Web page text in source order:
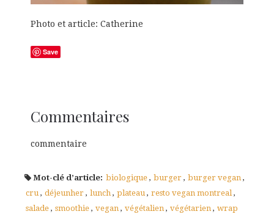
Photo et article: Catherine
Save
Commentaires
commentaire
Mot-clé d’article: biologique , burger , burger vegan ,
cru , déjeunher , lunch , plateau , resto vegan montreal ,
salade , smoothie , vegan , végétalien , végétarien , wrap